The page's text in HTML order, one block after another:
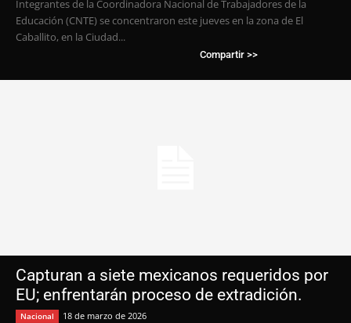
Integrantes de la Coordinadora Nacional de Trabajadores de la
Educación (CNTE) se concentraron este jueves en la zona de El
Caballito, en la Ciudad...
Compartir >>
Capturan a siete mexicanos requeridos por
EU; enfrentarán proceso de extradición.
Nacional 18 de marzo de 2026